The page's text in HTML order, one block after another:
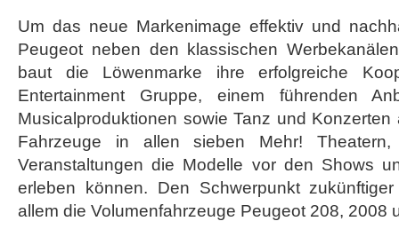
Um das neue Markenimage effektiv und
Peugeot neben den klassischen
baut die Löwenmarke ihre erfolgreiche
Entertainment Gruppe, einem führenden
Musicalproduktionen sowie Tanz und
Fahrzeuge in allen sieben Mehr!
Veranstaltungen die Modelle vor den Shows
erleben können. Den Schwerpunkt
allem die Volumenfahrzeuge Peugeot 208, 2008